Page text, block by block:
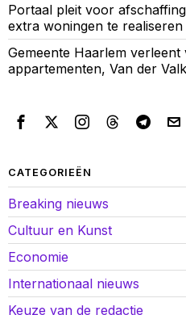
Portaal pleit voor
extra woningen te realiseren
Gemeente Haarlem
appartementen, Van der
CATEGORIEËN
Breaking nieuws
Cultuur en Kunst
Economie
Internationaal nieuws
Keuze van de redactie